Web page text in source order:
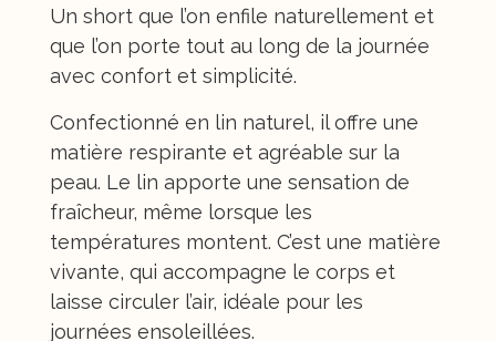
Un short que l’on enfile naturellement et
que l’on porte tout au long de la journée
avec confort et simplicité.
Confectionné en lin naturel, il offre une
matière respirante et agréable sur la
peau. Le lin apporte une sensation de
fraîcheur, même lorsque les
températures montent. C’est une matière
vivante, qui accompagne le corps et
laisse circuler l’air, idéale pour les
journées ensoleillées.